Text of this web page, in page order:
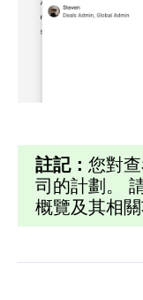
註記： 您對
司的計劃。
概覽及其相關